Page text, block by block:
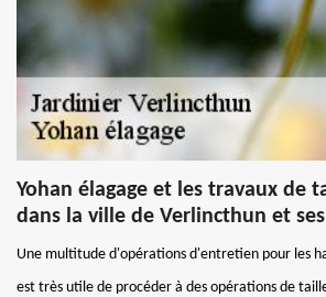
Yohan élagage et les travaux de
dans la ville de Verlincthun et
Une multitude d'opérations d'entretien pour les
est très utile de procéder à des opérations de